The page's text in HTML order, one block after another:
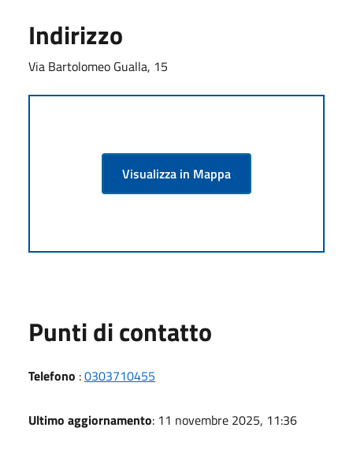
Indirizzo
Via Bartolomeo Gualla, 15
Visualizza in Mappa
Punti di contatto
Telefono :0303710455
Ultimo aggiornamento: 11 novembre 2025, 11:36